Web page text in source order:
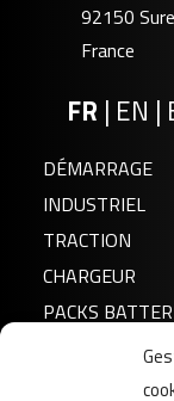
92150
France
FR | EN |
DÉMARRAGE
INDUSTRIEL
TRACTION
CHARGEUR
PACKS